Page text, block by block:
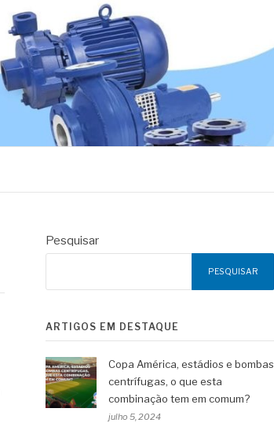
Pesquisar
PESQUISAR
ARTIGOS EM DESTAQUE
Copa América, estádios e bombas
centrífugas, o que esta
combinação tem em comum?
julho 5, 2024